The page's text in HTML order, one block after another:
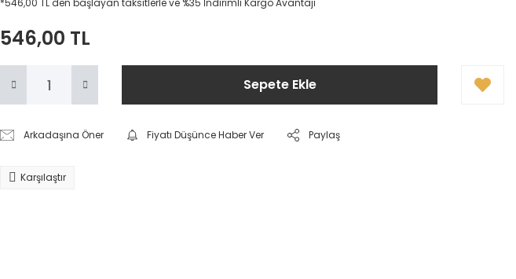
*546,00 TL den başlayan taksitlerle ve %35 İndirimli Kargo Avantajı
546,00 TL
Sepete Ekle
Arkadaşına Öner Fiyatı Düşünce Haber Ver Paylaş
Karşılaştır